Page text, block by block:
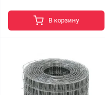
В корзину